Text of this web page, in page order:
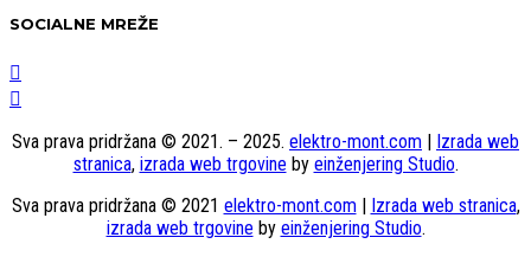
SOCIALNE MREŽE
Sva prava pridržana © 2021. – 2025. elektro-mont.com | Izrada web
stranica, izrada web trgovine by einženjering Studio.
Sva prava pridržana © 2021 elektro-mont.com| Izrada web stranica,
izrada web trgovine by einženjering Studio.